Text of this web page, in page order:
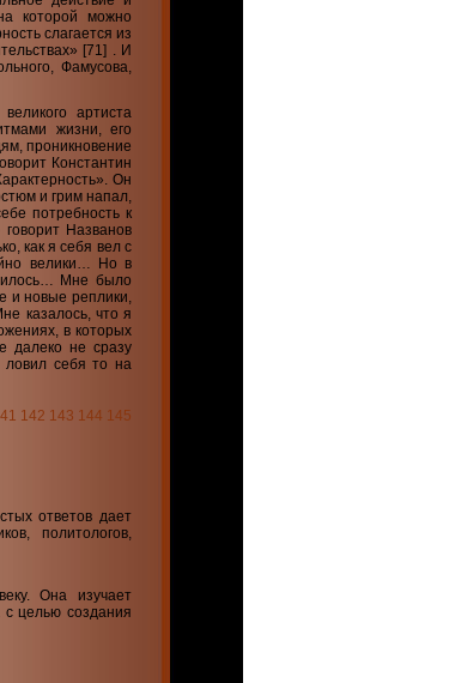
которой можно
слагается из
[71] . И
Фамусова,
артиста
жизни, его
проникновение
Константин
Он
и грим напал,
потребность к
Названов
как я себя вел с
велики… Но в
Мне было
и новые реплики,
казалось, что я
в которых
далеко не сразу
ловил себя то на
142 143 144 145
ответов дает
политологов,
Она изучает
с целью создания